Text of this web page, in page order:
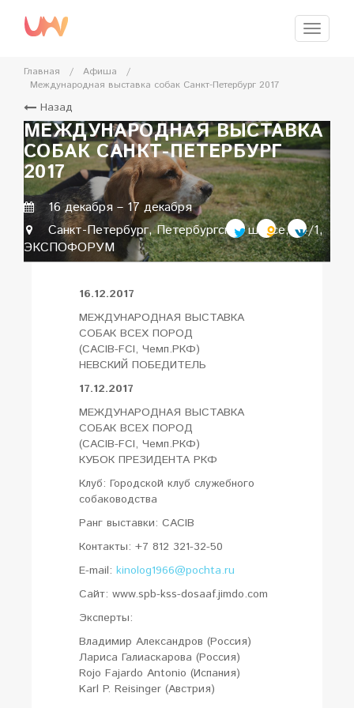
главному
Меню
Главная / Афиша
/
Международная выставка собак Санкт-Петербург 2017
Назад
МЕЖДУНАРОДНАЯ ВЫСТАВКА
СОБАК САНКТ-ПЕТЕРБУРГ
2017
16 декабря – 17 декабря
Санкт-Петербург, Петербургское шоссе, 64/1,
ЭКСПОФОРУМ
16.12.2017
МЕЖДУНАРОДНАЯ ВЫСТАВКА
СОБАК ВСЕХ ПОРОД
(CACIB-FCI, Чемп.РКФ)
НЕВСКИЙ ПОБЕДИТЕЛЬ
17.12.2017
МЕЖДУНАРОДНАЯ ВЫСТАВКА
СОБАК ВСЕХ ПОРОД
(CACIB-FCI, Чемп.РКФ)
КУБОК ПРЕЗИДЕНТА РКФ
Клуб: Городской клуб служебного
собаководства
Ранг выставки: CACIB
Контакты: +7 812 321-32-50
E-mail: kinolog1966@pochta.ru
Сайт: www.spb-kss-dosaaf.jimdo.com
Эксперты:
Владимир Александров (Россия)
Лариса Галиаскарова (Россия)
Rojo Fajardo Antonio (Испания)
Karl P. Reisinger (Австрия)